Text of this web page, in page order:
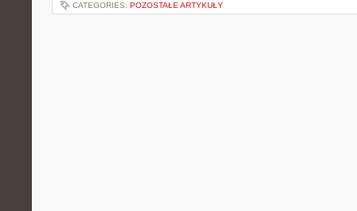
CATEGORIES: POZOSTAŁE ARTYKUŁY